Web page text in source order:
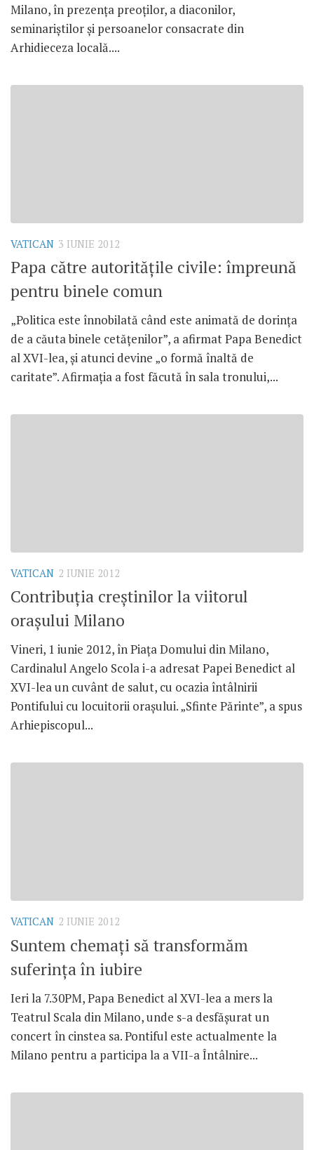
Milano, în prezenţa preoţilor, a diaconilor,
seminariştilor şi persoanelor consacrate din
Arhidieceza locală....
VATICAN 3 IUNIE 2012
Papa către autorităţile civile: împreună
pentru binele comun
„Politica este înnobilată când este animată de dorinţa
de a căuta binele cetăţenilor”, a afirmat Papa Benedict
al XVI-lea, şi atunci devine „o formă înaltă de
caritate”. Afirmaţia a fost făcută în sala tronului,...
VATICAN 2 IUNIE 2012
Contribuţia creştinilor la viitorul
oraşului Milano
Vineri, 1 iunie 2012, în Piaţa Domului din Milano,
Cardinalul Angelo Scola i-a adresat Papei Benedict al
XVI-lea un cuvânt de salut, cu ocazia întâlnirii
Pontifului cu locuitorii oraşului. „Sfinte Părinte”, a spus
Arhiepiscopul...
VATICAN 2 IUNIE 2012
Suntem chemaţi să transformăm
suferinţa în iubire
Ieri la 7.30PM, Papa Benedict al XVI-lea a mers la
Teatrul Scala din Milano, unde s-a desfăşurat un
concert în cinstea sa. Pontiful este actualmente la
Milano pentru a participa la a VII-a Întâlnire...